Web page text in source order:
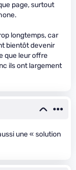
page, surtout
longtemps, car
bientôt devenir
que leur offre
ils ont largement
une « solution